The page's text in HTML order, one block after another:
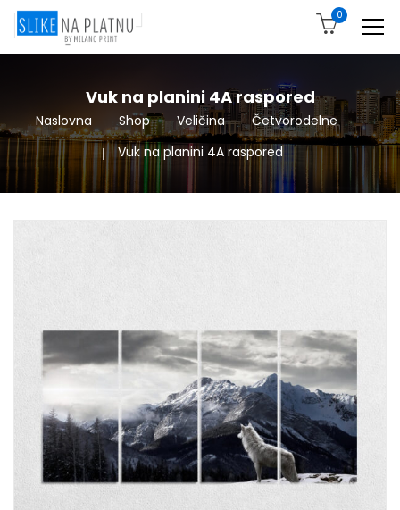
0
Vuk na planini 4A raspored
Naslovna Shop Veličina
Četvorodelne
Vuk na planini 4A raspored